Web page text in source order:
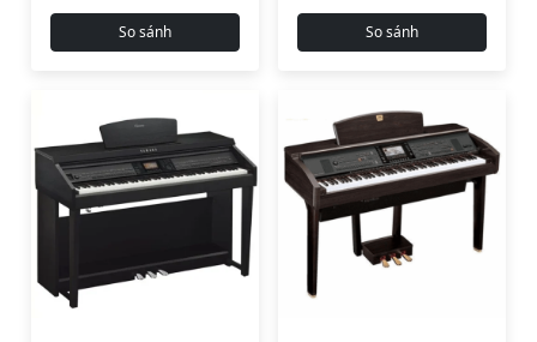
So sánh So sánh